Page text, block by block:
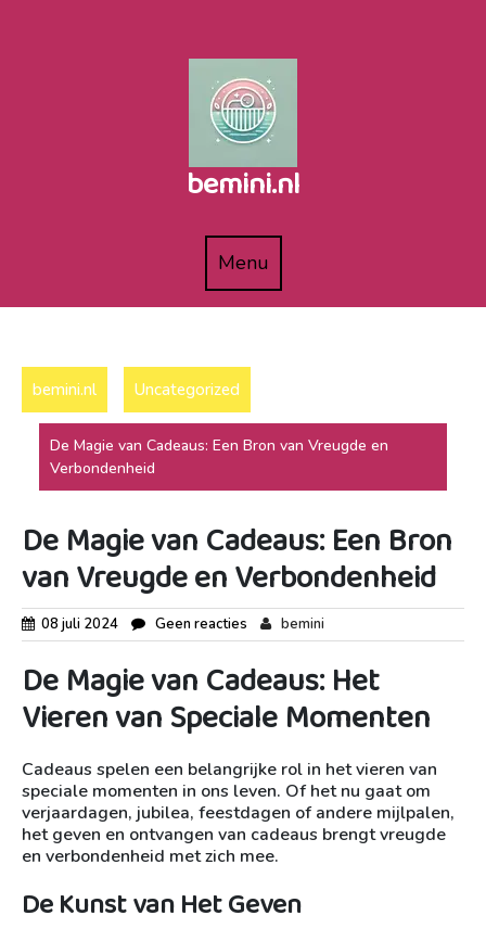
bemini.nl
MenuMenu
bemini.nl Uncategorized
De Magie van Cadeaus: Een Bron van Vreugde en
Verbondenheid
De Magie van Cadeaus: Een Bron
van Vreugde en Verbondenheid
08 juli 2024 Geen reacties bemini
De Magie van Cadeaus: Het
Vieren van Speciale Momenten
Cadeaus spelen een belangrijke rol in het vieren van
speciale momenten in ons leven. Of het nu gaat om
verjaardagen, jubilea, feestdagen of andere mijlpalen,
het geven en ontvangen van cadeaus brengt vreugde
en verbondenheid met zich mee.
De Kunst van Het Geven